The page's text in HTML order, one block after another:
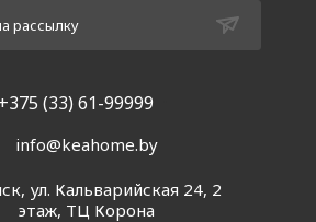
рассылку
+375 (33) 61-99999
info@keahome.by
ул. Кальварийская 24, 2
этаж, ТЦ Корона